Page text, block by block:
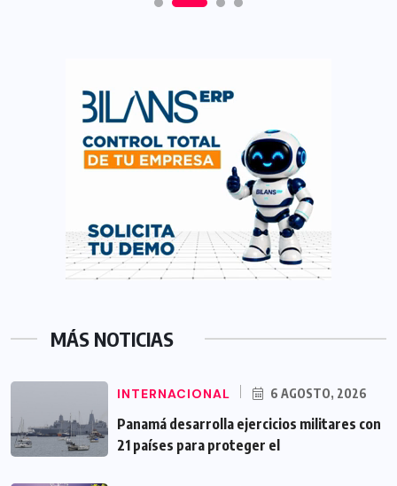
MÁS NOTICIAS
INTERNACIONAL 6 AGOSTO, 2026
Panamá desarrolla ejercicios militares con
21 países para proteger el